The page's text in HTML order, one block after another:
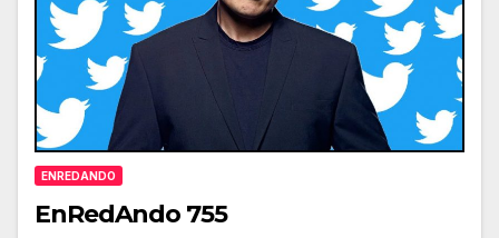
ENREDANDO
EnRedAndo 755